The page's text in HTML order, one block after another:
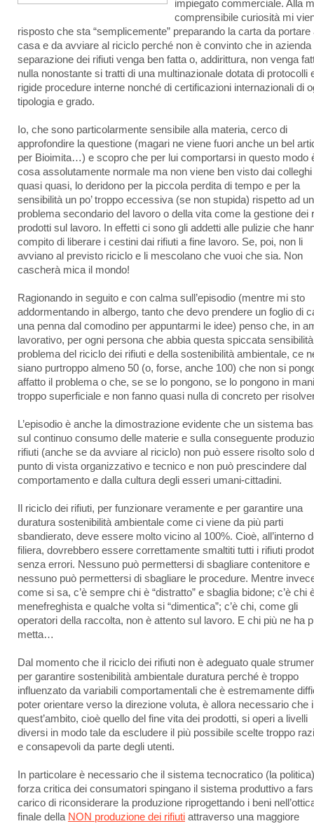
impiegato commerciale. Alla
comprensibile curiosità mi
risposto che sta “semplicemente” preparando la carta da portare
casa e da avviare al riciclo perché non è convinto che in azienda
separazione dei rifiuti venga ben fatta o, addirittura, non venga
nulla nonostante si tratti di una multinazionale dotata di protocolli
rigide procedure interne nonché di certificazioni internazionali di
tipologia e grado.
Io, che sono particolarmente sensibile alla materia, cerco di
approfondire la questione (magari ne viene fuori anche un bel
per Bioimita…) e scopro che per lui comportarsi in questo modo
cosa assolutamente normale ma non viene ben visto dai
quasi quasi, lo deridono per la piccola perdita di tempo e per la
sensibilità un po’ troppo eccessiva (se non stupida) rispetto ad un
problema secondario del lavoro o della vita come la gestione dei
prodotti sul lavoro. In effetti ci sono gli addetti alle pulizie che
compito di liberare i cestini dai rifiuti a fine lavoro. Se, poi, non li
avviano al previsto riciclo e li mescolano che vuoi che sia. Non
cascherà mica il mondo!
Ragionando in seguito e con calma sull’episodio (mentre mi sto
addormentando in albergo, tanto che devo prendere un foglio di
una penna dal comodino per appuntarmi le idee) penso che, in
lavorativo, per ogni persona che abbia questa spiccata
problema del riciclo dei rifiuti e della sostenibilità ambientale, ce
siano purtroppo almeno 50 (o, forse, anche 100) che non si
affatto il problema o che, se se lo pongono, se lo pongono in
troppo superficiale e non fanno quasi nulla di concreto per
L’episodio è anche la dimostrazione evidente che un sistema
sul continuo consumo delle materie e sulla conseguente
rifiuti (anche se da avviare al riciclo) non può essere risolto solo
punto di vista organizzativo e tecnico e non può prescindere dal
comportamento e dalla cultura degli esseri umani-cittadini.
Il riciclo dei rifiuti, per funzionare veramente e per garantire una
duratura sostenibilità ambientale come ci viene da più parti
sbandierato, deve essere molto vicino al 100%. Cioè, all’interno
filiera, dovrebbero essere correttamente smaltiti tutti i rifiuti
senza errori. Nessuno può permettersi di sbagliare contenitore e
nessuno può permettersi di sbagliare le procedure. Mentre
come si sa, c’è sempre chi è “distratto” e sbaglia bidone; c’è chi
menefreghista e qualche volta si “dimentica”; c’è chi, come gli
operatori della raccolta, non è attento sul lavoro. E chi più ne ha
metta…
Dal momento che il riciclo dei rifiuti non è adeguato quale
per garantire sostenibilità ambientale duratura perché è troppo
influenzato da variabili comportamentali che è estremamente
poter orientare verso la direzione voluta, è allora necessario che
quest’ambito, cioè quello del fine vita dei prodotti, si operi a livelli
diversi in modo tale da escludere il più possibile scelte troppo
e consapevoli da parte degli utenti.
In particolare è necessario che il sistema tecnocratico (la
forza critica dei consumatori spingano il sistema produttivo a
carico di riconsiderare la produzione riprogettando i beni
finale della NON produzione dei rifiuti attraverso una maggiore